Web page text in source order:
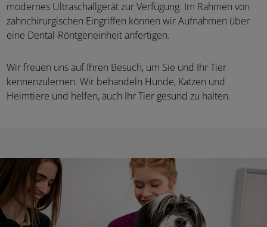
modernes Ultraschallgerät zur Verfügung. Im Rahmen von
zahnchirurgischen Eingriffen können wir Aufnahmen über
eine Dental-Röntgeneinheit anfertigen.
Wir freuen uns auf Ihren Besuch, um Sie und Ihr Tier
kennenzulernen. Wir behandeln Hunde, Katzen und
Heimtiere und helfen, auch Ihr Tier gesund zu halten.